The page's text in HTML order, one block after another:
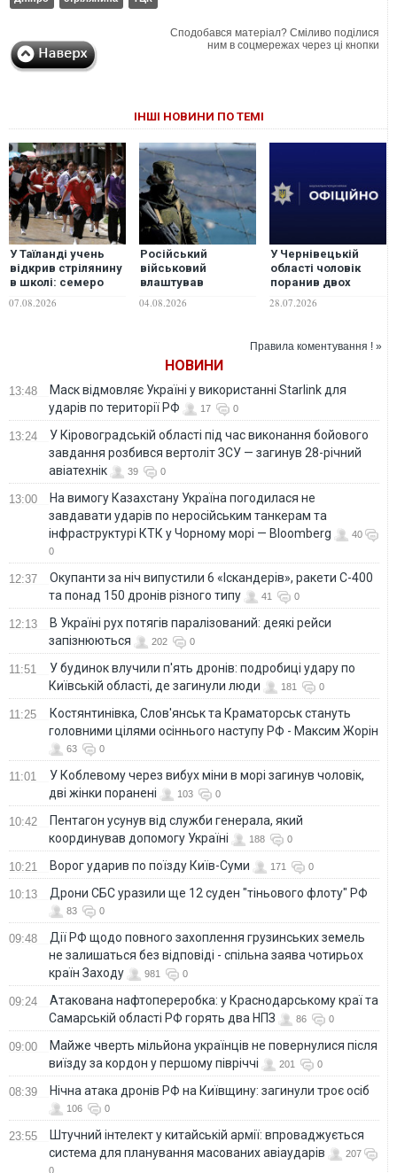
Сподобався матеріал? Сміливо поділися
ним в соцмережах через ці кнопки
ІНШІ НОВИНИ ПО ТЕМІ
У Таїланді учень
відкрив стрілянину
в школі: семеро
поранених
07.08.2026
Російський
військовий
влаштував
є загиблі
04.08.2026
У Чернівецькій
області чоловік
поранив двох
втік у ліс
28.07.2026
Правила коментування ! »
НОВИНИ
13:48
Маск відмовляє Україні у використанні Starlink для
ударів по території РФ
17 0
13:24
У Кіровоградській області під час виконання бойового
завдання розбився вертоліт ЗСУ — загинув 28-річний
авіатехнік
39 0
13:00
На вимогу Казахстану Україна погодилася не
завдавати ударів по неросійським танкерам та
інфраструктурі КТК у Чорному морі — Bloomberg
40
0
12:37
Окупанти за ніч випустили 6 «Іскандерів», ракети С-400
та понад 150 дронів різного типу
41 0
12:13
В Україні рух потягів паралізований: деякі рейси
запізнюються
202 0
11:51
У будинок влучили п'ять дронів: подробиці удару по
Київській області, де загинули люди
181 0
11:25
Костянтинівка, Слов'янськ та Краматорськ стануть
головними цілями осіннього наступу РФ - Максим Жорін
63 0
11:01
У Коблевому через вибух міни в морі загинув чоловік,
дві жінки поранені
103 0
10:42
Пентагон усунув від служби генерала, який
координував допомогу Україні
188 0
10:21 Ворог ударив по поїзду Київ-Суми 171 0
10:13 Дрони СБС уразили ще 12 суден "тіньового флоту" РФ
83 0
09:48
Дії РФ щодо повного захоплення грузинських земель
не залишаться без відповіді - спільна заява чотирьох
країн Заходу
981 0
09:24
Атакована нафтопереробка: у Краснодарському краї та
Самарській області РФ горять два НПЗ
86 0
09:00
Майже чверть мільйона українців не повернулися після
виїзду за кордон у першому півріччі
201 0
08:39 Нічна атака дронів РФ на Київщину: загинули троє осіб
106 0
23:55
Штучний інтелект у китайській армії: впроваджується
система для планування масованих авіаударів
207
0